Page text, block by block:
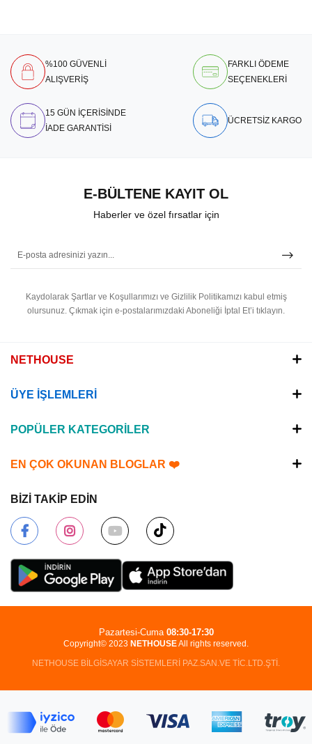
%100 GÜVENLİ
ALIŞVERİŞ
FARKLI ÖDEME
SEÇENEKLERİ
15 GÜN İÇERİSİNDE
İADE GARANTİSİ
ÜCRETSİZ KARGO
E-BÜLTENE KAYIT OL
Haberler ve özel fırsatlar için
Kaydolarak Şartlar ve Koşullarımızı ve Gizlilik Politikamızı kabul etmiş
olursunuz. Çıkmak için e-postalarımızdaki Aboneliği İptal Et’i tıklayın.
NETHOUSE
ÜYE İŞLEMLERİ
POPÜLER KATEGORİLER
EN ÇOK OKUNAN BLOGLAR ❤️
BİZİ TAKİP EDİN
Copyright© 2023 NETHOUSEAll rights reserved.
NETHOUSE BİLGİSAYAR SİSTEMLERİ PAZ.SAN.VE TİC.LTD.ŞTİ.
Pazartesi-Cuma 08:30-17:30